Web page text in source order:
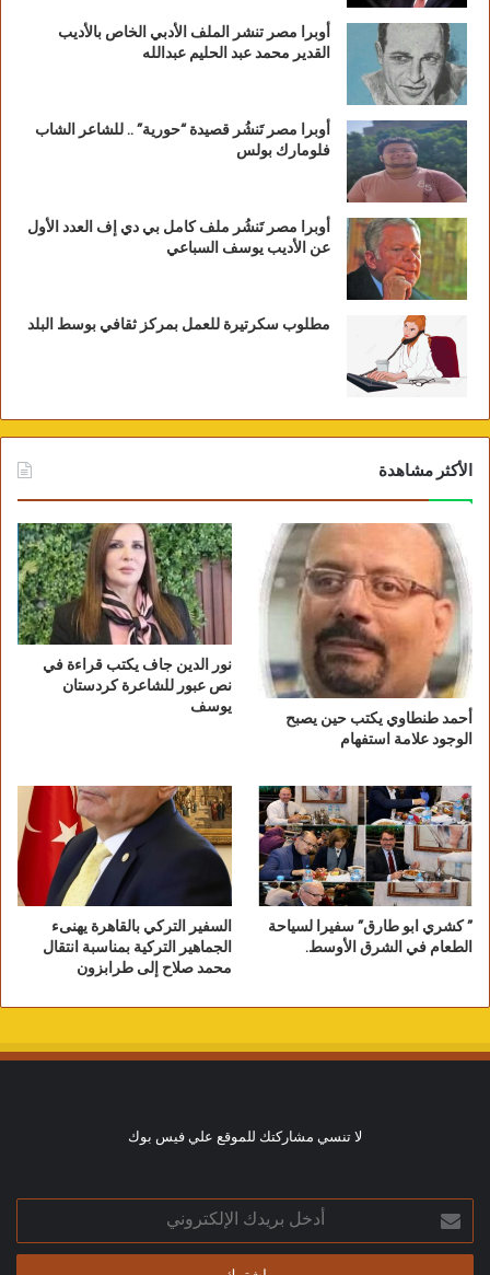
أوبرا مصر تنشر الملف الأدبي الخاص بالأديب
القدير محمد عبد الحليم عبدالله
أوبرا مصر تَنشُر قصيدة “حورية” .. للشاعر الشاب
فلومارك بولس
أوبرا مصر تَنشُر ملف كامل بي دي إف العدد الأول
عن الأديب يوسف السباعي
مطلوب سكرتيرة للعمل بمركز ثقافي بوسط البلد
الأكثر مشاهدة
أحمد طنطاوي يكتب حين يصبح
الوجود علامة استفهام
نور الدين جاف يكتب قراءة في
نص عبور للشاعرة كردستان
يوسف
” كشري ابو طارق” سفيرا لسياحة
الطعام في الشرق الأوسط.
السفير التركي بالقاهرة يهنىء
الجماهير التركية بمناسبة انتقال
محمد صلاح إلى طرابزون
لا تنسي مشاركتك للموقع علي فيس بوك
أدخل
بريدك
الإلكتروني